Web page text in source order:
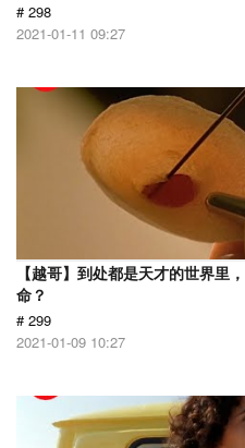
# 298
2021-01-11 09:27
【越哥】到处都是天才的世界里
命？
# 299
2021-01-09 10:27